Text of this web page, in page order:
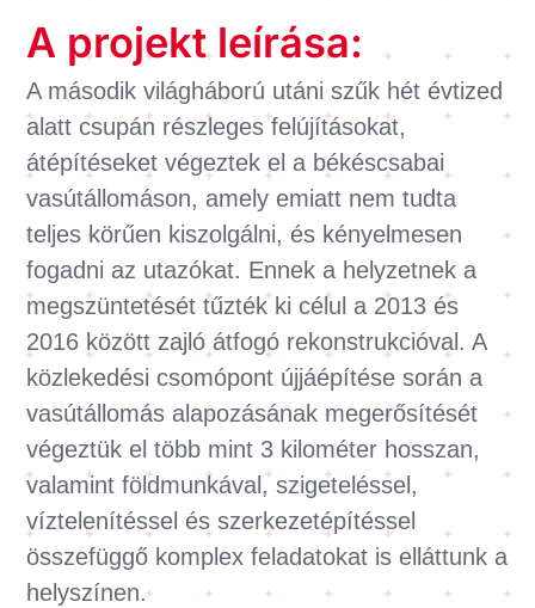
A projekt leírása:
A második világháború utáni szűk hét évtized
alatt csupán részleges felújításokat,
átépítéseket végeztek el a békéscsabai
vasútállomáson, amely emiatt nem tudta
teljes körűen kiszolgálni, és kényelmesen
fogadni az utazókat. Ennek a helyzetnek a
megszüntetését tűzték ki célul a 2013 és
2016 között zajló átfogó rekonstrukcióval. A
közlekedési csomópont újjáépítése során a
vasútállomás alapozásának megerősítését
végeztük el több mint 3 kilométer hosszan,
valamint földmunkával, szigeteléssel,
víztelenítéssel és szerkezetépítéssel
összefüggő komplex feladatokat is elláttunk a
helyszínen.